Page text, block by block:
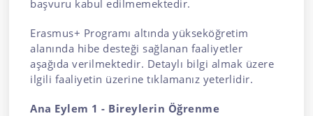
başvuru kabul edilmemektedir.
Erasmus+ Programı altında yükseköğretim
alanında hibe desteği sağlanan faaliyetler
aşağıda verilmektedir. Detaylı bilgi almak üzere
ilgili faaliyetin üzerine tıklamanız yeterlidir.
Ana Eylem 1 - Bireylerin Öğrenme